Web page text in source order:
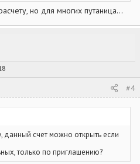
но для многих путаница...
#4
данный счет можно открыть если
только по приглашению?